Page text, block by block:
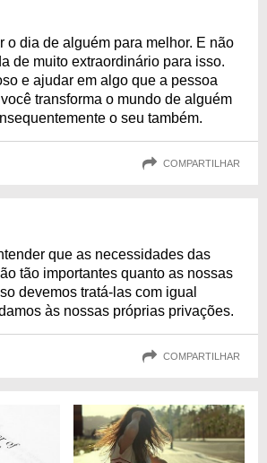
o dia de alguém para melhor. E não
de muito extraordinário para isso.
e ajudar em algo que a pessoa
transforma o mundo de alguém
o seu também.
COMPARTILHAR
que as necessidades das
tão importantes quanto as nossas
devemos tratá-las com igual
às nossas próprias privações.
COMPARTILHAR